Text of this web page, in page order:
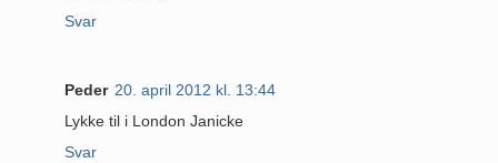
Svar
Peder 20. april 2012 kl. 13:44
Lykke til i London Janicke
Svar